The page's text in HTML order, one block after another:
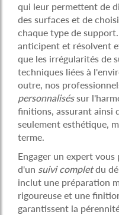
qui leur permettent de
des surfaces et de
chaque type de
anticipent et résolvent
que les irrégularités de
techniques liées à
outre, nos
personnaliséssur
finitions, assurant ainsi
seulement esthétique,
terme.
Engager un expert
d'un suivi completdu
inclut une préparation
rigoureuse et une
garantissent la